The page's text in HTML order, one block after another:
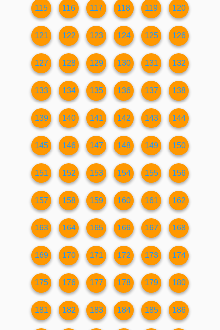
115 116 117 118 119 120
121 122 123 124 125 126
127 128 129 130 131 132
133 134 135 136 137 138
139 140 141 142 143 144
145 146 147 148 149 150
151 152 153 154 155 156
157 158 159 160 161 162
163 164 165 166 167 168
169 170 171 172 173 174
175 176 177 178 179 180
181 182 183 184 185 186